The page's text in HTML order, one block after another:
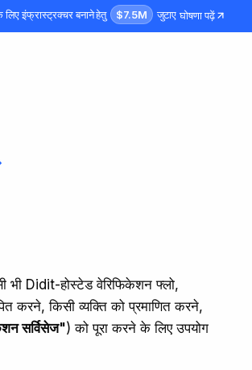
इंफ्रास्ट्रक्चर बनाने हेतु $7.5M जुटाए घोषणा पढ़ें
भी Didit-होस्टेड वेरिफिकेशन फ्लो,
करने, किसी व्यक्ति को प्रमाणित करने,
सर्विसेज") को पूरा करने के लिए उपयोग